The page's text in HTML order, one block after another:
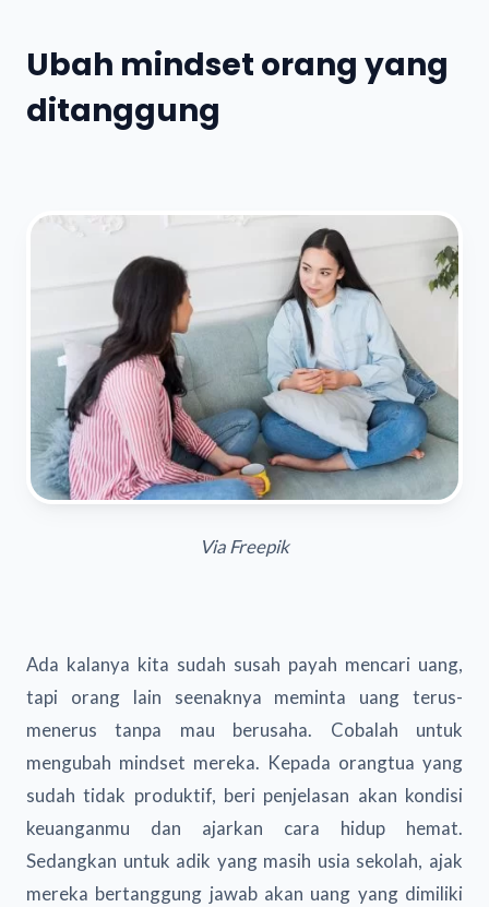
Ubah mindset orang yang
ditanggung
Via Freepik
Ada kalanya kita sudah susah payah mencari uang,
tapi orang lain seenaknya meminta uang terus-
menerus tanpa mau berusaha. Cobalah untuk
mengubah mindset mereka. Kepada orangtua yang
sudah tidak produktif, beri penjelasan akan kondisi
keuanganmu dan ajarkan cara hidup hemat.
Sedangkan untuk adik yang masih usia sekolah, ajak
mereka bertanggung jawab akan uang yang dimiliki